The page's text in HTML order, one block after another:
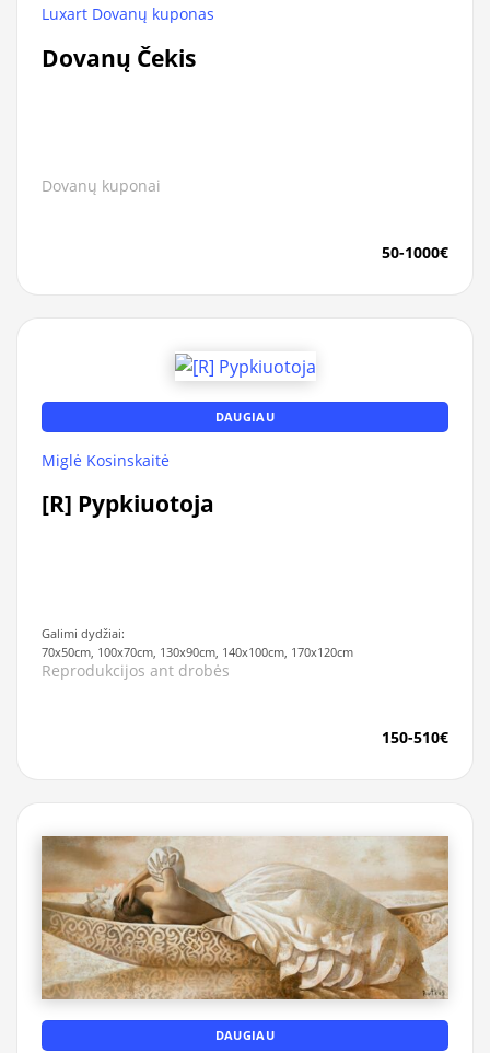
Luxart Dovanų kuponas
Dovanų Čekis
Dovanų kuponai
50-1000€
DAUGIAU
Miglė Kosinskaitė
[R] Pypkiuotoja
Galimi dydžiai:
70x50cm, 100x70cm, 130x90cm, 140x100cm, 170x120cm
Reprodukcijos ant drobės
150-510€
DAUGIAU